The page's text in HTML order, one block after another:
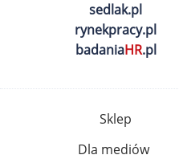
sedlak.pl
rynekpracy.pl
badaniaHR.pl
Sklep
Dla mediów